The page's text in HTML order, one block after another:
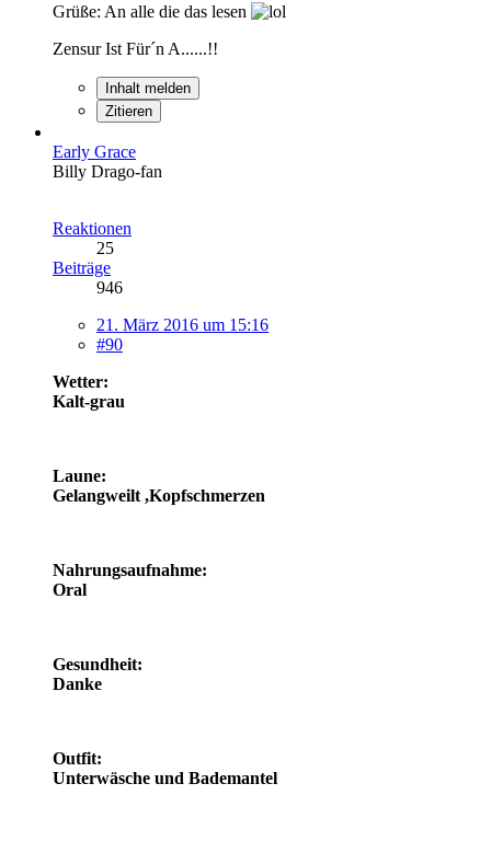
Grüße: An alle die das lesen
Zensur Ist Für´n A......!!
Inhalt melden
Zitieren
Early Grace
Billy Drago-fan
Reaktionen
25
Beiträge
946
21. März 2016 um 15:16
#90
Wetter:
Kalt-grau
Laune:
Gelangweilt ,Kopfschmerzen
Nahrungsaufnahme:
Oral
Gesundheit:
Danke
Outfit:
Unterwäsche und Bademantel